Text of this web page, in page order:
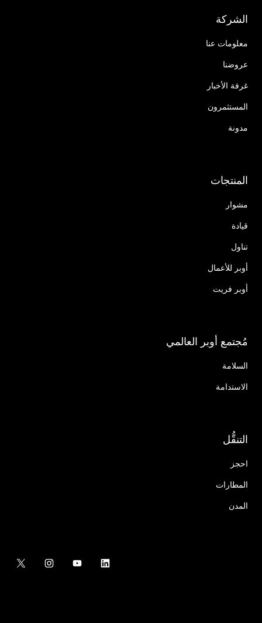
الشركة
معلومات عنا
عروضنا
غرفة الأخبار
المستثمرون
مدونة
المنتجات
مشوار
قيادة
تناول
أوبر للأعمال
أوبر فريت
مُجتمع أوبر العالمي
السلامة
الاستدامة
التنقُّل
احجز
المطارات
المدن